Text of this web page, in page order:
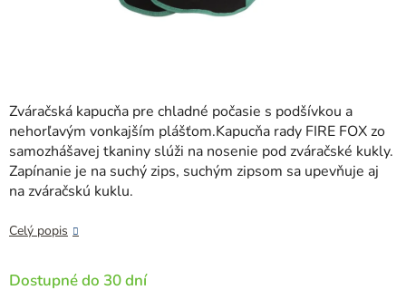
Zváračská kapucňa pre chladné počasie s podšívkou a
nehorľavým vonkajším plášťom.Kapucňa rady FIRE FOX zo
samozhášavej tkaniny slúži na nosenie pod zváračské kukly.
Zapínanie je na suchý zips, suchým zipsom sa upevňuje aj
na zváračskú kuklu.
Celý popis
Dostupné do 30 dní